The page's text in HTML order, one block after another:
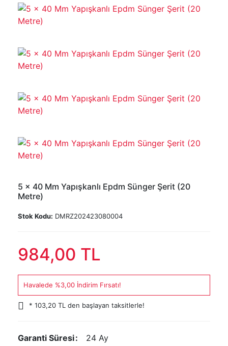
5 x 40 Mm Yapışkanlı Epdm Sünger Şerit (20
Metre)
Stok Kodu: DMRZ202423080004
984,00 TL
Havalede %3,00 İndirim Fırsatı!
* 103,20 TL den başlayan taksitlerle!
Garanti Süresi
24 Ay